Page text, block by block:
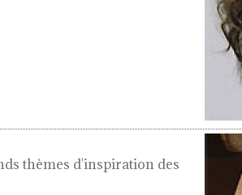
thèmes d'inspiration des